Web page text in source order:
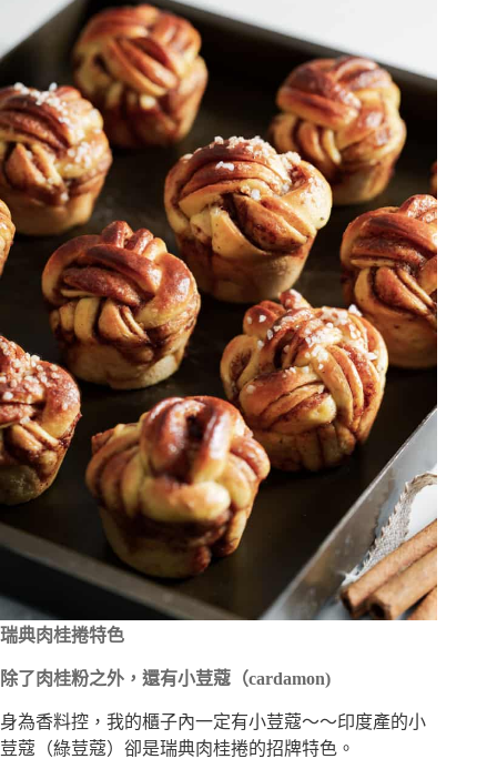
瑞典肉桂捲特色
除了肉桂粉之外，還有小荳蔻（cardamon)
身為香料控，我的櫃子內一定有小荳蔻～～印度產的小
荳蔻（綠荳蔻）卻是瑞典肉桂捲的招牌特色。